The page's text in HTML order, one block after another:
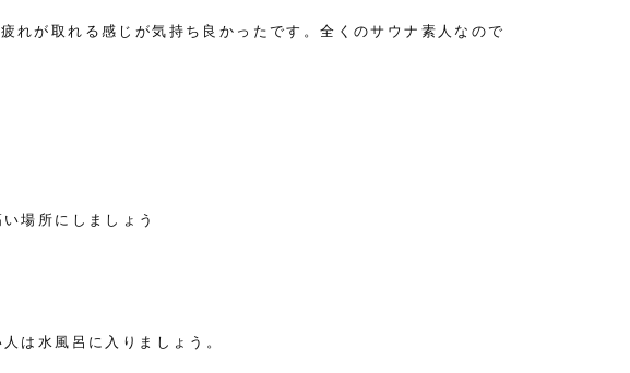
れが取れる感じが気持ち良かったです。全くのサウナ素人なので
場所にしましょう
は水風呂に入りましょう。